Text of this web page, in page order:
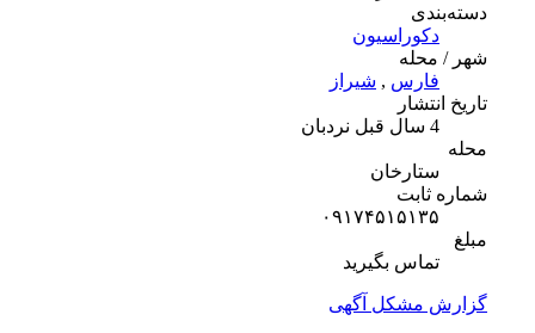
دسته‌بندی
دکوراسیون
شهر / محله
فارس, شیراز
تاریخ انتشار
نردبان
ستارخان
شماره ثابت
۰۹۱۷۴۵۱۵۱۳۵
تماس بگیرید
گزارش مشکل آگهی